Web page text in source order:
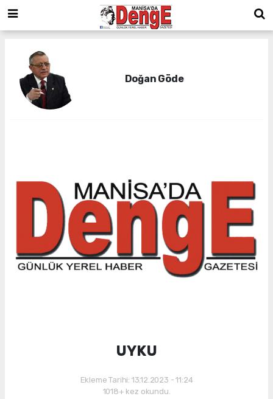
Doğan Göde
UYKU
Ekleme Tarihi: 13.12.2023 - 11:24
1018+ kez okundu.